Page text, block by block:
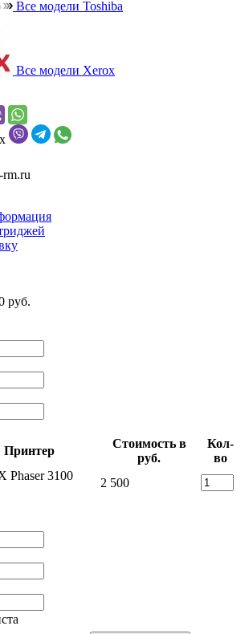
Все модели Toshiba
Все модели Xerox
руб.
Принтер
Стоимость в
руб.
Кол-
во
Phaser 3100
2 500